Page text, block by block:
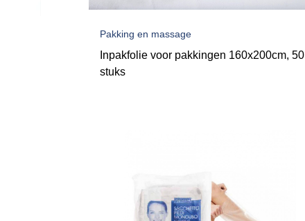
Pakking en massage
Inpakfolie voor pakkingen 160x200cm, 50
stuks